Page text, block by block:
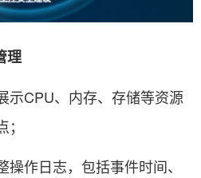
理
示CPU、内存、存储等资源
操作日志，包括事件时间、